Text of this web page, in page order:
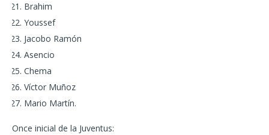
Brahim
Youssef
Jacobo Ramón
Asencio
Chema
Víctor Muñoz
Mario Martín.
Once inicial de la Juventus: